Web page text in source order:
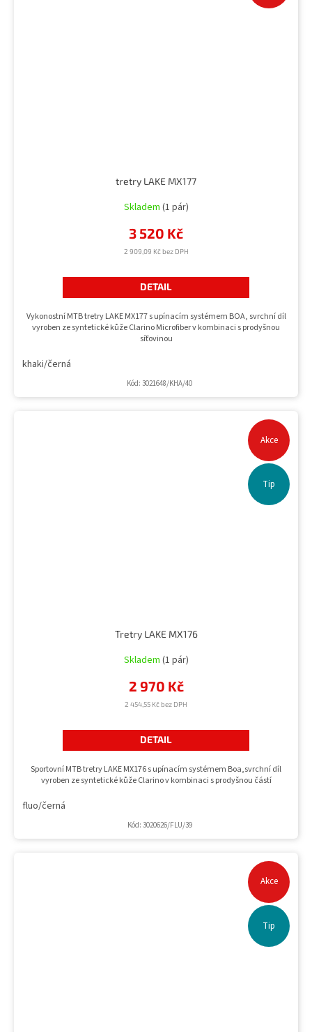
tretry LAKE MX177
Skladem (1 pár)
2 909,09 Kč bez DPH
3 520 Kč
DETAIL
Vykonostní MTB tretry LAKE MX177 s upínacím systémem BOA, svrchní díl
vyroben ze syntetické kůže Clarino Microfiber v kombinaci s prodyšnou
síťovinou
khaki/černá
Kód: 3021648/KHA/40
Akce
Tip
Tretry LAKE MX176
Skladem (1 pár)
2 454,55 Kč bez DPH
2 970 Kč
DETAIL
Sportovní MTB tretry LAKE MX176 s upínacím systémem Boa,svrchní díl
vyroben ze syntetické kůže Clarino v kombinaci s prodyšnou částí
fluo/černá
Kód: 3020626/FLU/39
Akce
Tip